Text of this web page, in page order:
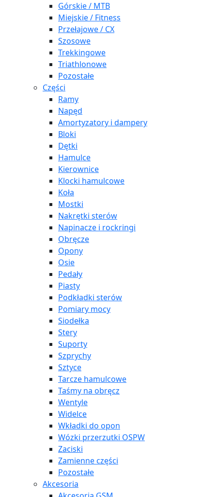
Górskie / MTB
Miejskie / Fitness
Przełajowe / CX
Szosowe
Trekkingowe
Triathlonowe
Pozostałe
Części
Ramy
Napęd
Amortyzatory i dampery
Bloki
Dętki
Hamulce
Kierownice
Klocki hamulcowe
Koła
Mostki
Nakrętki sterów
Napinacze i rockringi
Obręcze
Opony
Osie
Pedały
Piasty
Podkładki sterów
Pomiary mocy
Siodełka
Stery
Suporty
Szprychy
Sztyce
Tarcze hamulcowe
Taśmy na obręcz
Wentyle
Widelce
Wkładki do opon
Wózki przerzutki OSPW
Zaciski
Zamienne części
Pozostałe
Akcesoria